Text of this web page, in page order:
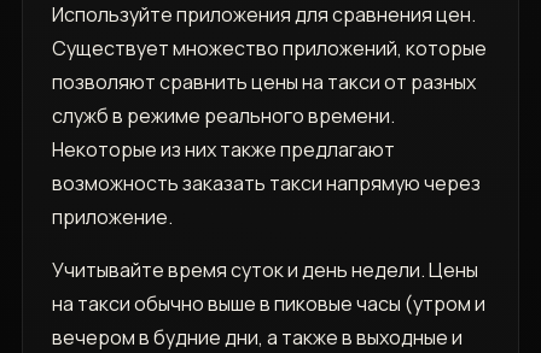
Используйте приложения для сравнения цен.
Существует множество приложений, которые
позволяют сравнить цены на такси от разных
служб в режиме реального времени.
Некоторые из них также предлагают
возможность заказать такси напрямую через
приложение.
Учитывайте время суток и день недели. Цены
на такси обычно выше в пиковые часы (утром и
вечером в будние дни, а также в выходные и